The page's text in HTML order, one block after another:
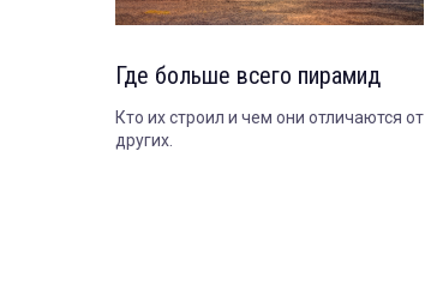
Где больше всего пирамид
Кто их строил и чем они отличаются от
других.